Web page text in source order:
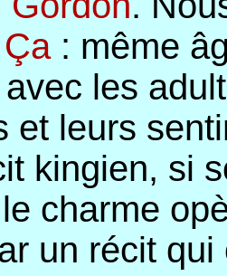
Ça: même
les
et leurs
kingien, si
charme
un récit